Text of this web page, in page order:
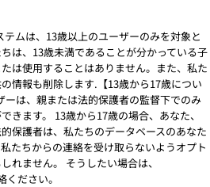
ムは、13歳以上のユーザーのみを対象と
は、13歳未満であることが分かっている子
は使用することはありません。また、私た
情報も削除します.【13歳から17歳につい
ーは、親または法的保護者の監督下でのみ
きます。 13歳から17歳の場合、あなた、
保護者は、私たちのデータベースのあなた
たちからの連絡を受け取らないようオプト
れません。 そうしたい場合は、
ださい。